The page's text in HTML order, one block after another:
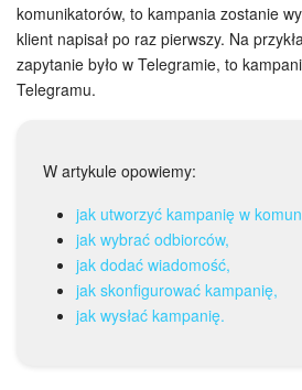
Grupy robocze
Bitrix24 Market
Firma
Automatyzacja
Marketing
komunikatorów, to kampania zostanie
klient napisał po raz pierwszy. Na
zapytanie było w Telegramie, to
Telegramu.
W artykule opowiemy:
jak utworzyć kampanię w
jak wybrać odbiorców,
jak dodać wiadomość,
jak skonfigurować kampanię,
jak wysłać kampanię.